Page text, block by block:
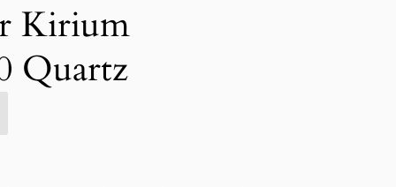
Kirium
Quartz